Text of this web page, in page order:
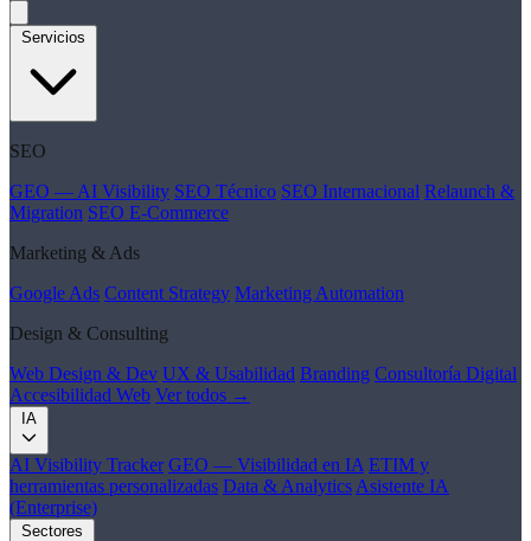
Servicios
SEO
GEO — AI Visibility SEO Técnico SEO Internacional Relaunch &
Migration SEO E-Commerce
Marketing & Ads
Google Ads Content Strategy Marketing Automation
Design & Consulting
Web Design & Dev UX & Usabilidad Branding Consultoría Digital
Accesibilidad Web Ver todos →
IA
AI Visibility Tracker GEO — Visibilidad en IA ETIM y
herramientas personalizadas Data & Analytics Asistente IA
(Enterprise)
Sectores